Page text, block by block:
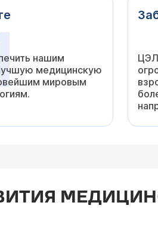
нашим
медицинскую
мировым